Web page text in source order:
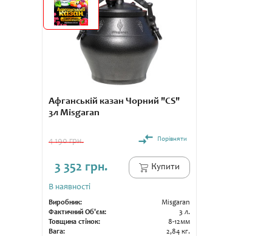
Афганській казан Чорний "CS"
3л Misgaran
4 190 грн. Порівняти
3 352 грн. Купити
В наявності
Виробник:
Misgaran
Фактичний Об'єм:
3 л.
Товщина стінок:
8-12мм
Вага:
2,84 кг.